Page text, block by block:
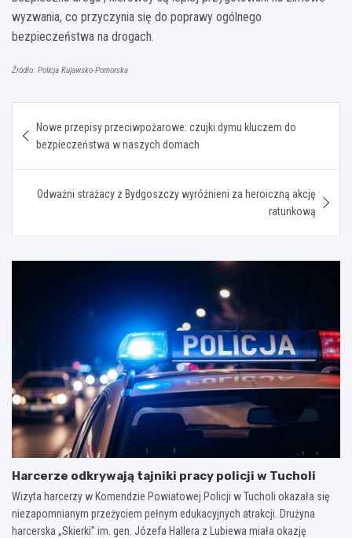
wyzwania, co przyczynia się do poprawy ogólnego
bezpieczeństwa na drogach.
Źródło: Policja Kujawsko-Pomorska
wpisu
Nowe przepisy przeciwpożarowe: czujki dymu kluczem do
bezpieczeństwa w naszych domach
Odważni strażacy z Bydgoszczy wyróżnieni za heroiczną akcję
ratunkową
Harcerze odkrywają tajniki pracy policji w Tucholi
Wizyta harcerzy w Komendzie Powiatowej Policji w Tucholi okazała się
niezapomnianym przeżyciem pełnym edukacyjnych atrakcji. Drużyna
harcerska „Skierki” im. gen. Józefa Hallera z Lubiewa miała okazję